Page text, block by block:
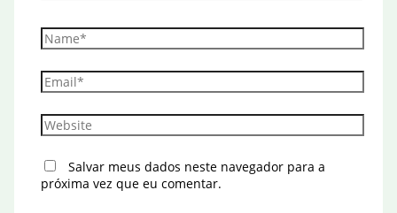
Name*
Email*
Website
Salvar meus dados neste navegador para a
próxima vez que eu comentar.